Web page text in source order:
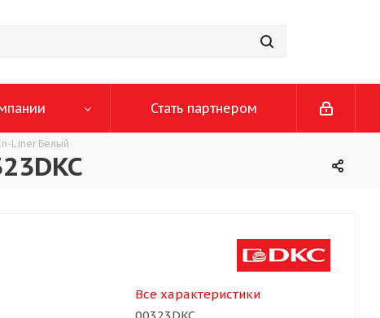
Стать партнером
Liner Белый
Все характеристики